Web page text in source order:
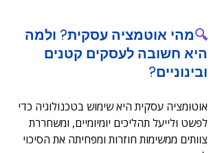
🔍מהי אוטמציה עסקית? ולמה
היא חשובה לעסקים קטנים
ובינוניים?
אוטומציה עסקית היא שימוש בטכנולוגיה כדי
לפשט ולייעל תהליכים יומיומיים, ומשחררת
צוותים ממשימות חוזרות ומפחיתה את הסיכוי